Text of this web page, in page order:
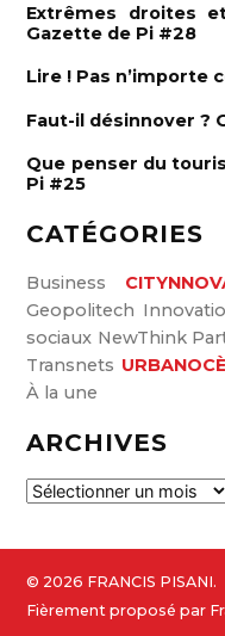
h
r
Extrêmes droites
Gazette de Pi #28
Lire ! Pas n’importe
Faut-il désinnover ?
Que penser du
Pi #25
CATÉGORIES
Business
Geopolitech
sociaux NewThink
Transnets
À la une
ARCHIVES
A
c
h
© 2026 FRANCIS PISANI.
Fièrement proposé par